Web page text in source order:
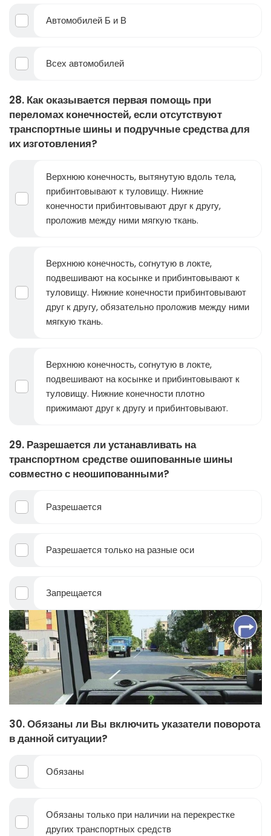
Автомобилей Б и В
Всех автомобилей
28. Как оказывается первая помощь при
переломах конечностей, если отсутствуют
транспортные шины и подручные средства для
их изготовления?
Верхнюю конечность, вытянутую вдоль тела,
прибинтовывают к туловищу. Нижние
конечности прибинтовывают друг к другу,
проложив между ними мягкую ткань.
Верхнюю конечность, согнутую в локте,
подвешивают на косынке и прибинтовывают к
туловищу. Нижние конечности прибинтовывают
друг к другу, обязательно проложив между ними
мягкую ткань.
Верхнюю конечность, согнутую в локте,
подвешивают на косынке и прибинтовывают к
туловищу. Нижние конечности плотно
прижимают друг к другу и прибинтовывают.
29. Разрешается ли устанавливать на
транспортном средстве ошипованные шины
совместно с неошипованными?
Разрешается
Разрешается только на разные оси
Запрещается
30. Обязаны ли Вы включить указатели поворота
в данной ситуации?
Обязаны
Обязаны только при наличии на перекрестке
других транспортных средств